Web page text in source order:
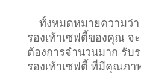
ทั้งหมดหมายความว่า
รองเท้าเซฟตี้ของคุณ จ
ต้องการจำนวนมาก รับ
รองเท้าเซฟตี้ ที่มีคุณภา